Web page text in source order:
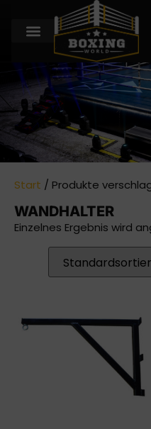
Start / Produkte
WANDHALTER
Einzelnes Ergebnis wird